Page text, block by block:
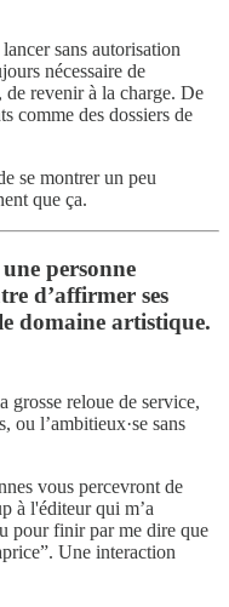
sans autorisation
nécessaire de
de revenir à la charge. De
comme des dossiers de
se montrer un peu
que ça.
personne
d’affirmer ses
domaine artistique.
grosse reloue de service,
ou l’ambitieux·se sans
vous percevront de
à l'éditeur qui m’a
pour finir par me dire que
Une interaction